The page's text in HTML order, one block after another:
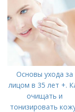
Основы ухода за
лицом в 35 лет +.
очищать и
тонизировать